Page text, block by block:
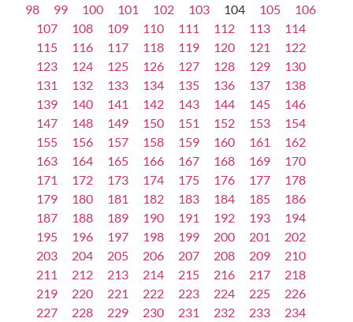
98
99 100 101 102 103 104 105
106
107
108 109 110 111 112 113
114
115
116 117 118 119 120 121
122
123
124 125 126 127 128 129
130
131
132 133 134 135 136 137
138
139
140 141 142 143 144 145
146
147
148 149 150 151 152 153
154
155
156 157 158 159 160 161
162
163
164 165 166 167 168 169
170
171
172 173 174 175 176 177
178
179
180 181 182 183 184 185
186
187
188 189 190 191 192 193
194
195
196 197 198 199 200 201
202
203
204 205 206 207 208 209
210
211
212 213 214 215 216 217
218
219
220 221 222 223 224 225
226
227
228 229 230 231 232 233
234